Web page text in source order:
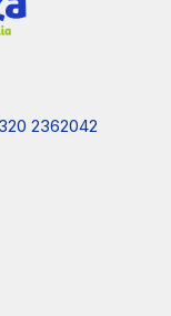
2362042